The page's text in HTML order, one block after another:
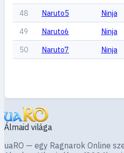
48
Naruto5 Ninja
49
Naruto6 Ninja
50
Naruto7 Ninja
Álmaid világa
uaRO — egy Ragnarok Online